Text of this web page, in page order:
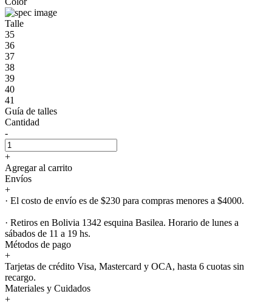
Talle
35
36
37
38
39
40
41
Guía de talles
Cantidad
-
+
Agregar al carrito
Envíos
+
· El costo de envío es de $230 para compras menores a $4000.
· Retiros en Bolivia 1342 esquina Basilea. Horario de lunes a
sábados de 11 a 19 hs.
Métodos de pago
+
Tarjetas de crédito Visa, Mastercard y OCA, hasta 6 cuotas sin
recargo.
Materiales y Cuidados
+